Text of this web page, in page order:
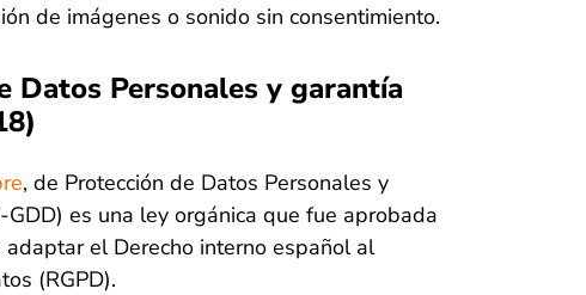
de imágenes o sonido sin consentimiento.
Datos Personales y garantía
, de Protección de Datos Personales y
es una ley orgánica que fue aprobada
el Derecho interno español al
(RGPD).